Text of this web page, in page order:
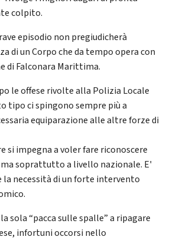
colpito.
episodio non pregiudicherà
di un Corpo che da tempo opera con
di Falconara Marittima.
le offese rivolte alla Polizia Locale
tipo ci spingono sempre più a
equiparazione alle altre forze di
si impegna a voler fare riconoscere
soprattutto a livello nazionale. E'
la necessità di un forte intervento
sola “pacca sulle spalle” a ripagare
infortuni occorsi nello